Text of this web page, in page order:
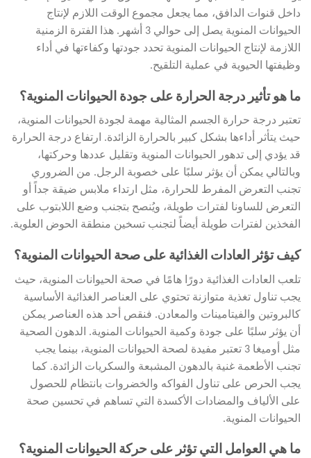
داخل قنوات الدافق، مما يجعل مجموع الوقت اللازم لإنتاج
الحيوانات المنوية يصل إلى حوالي 3 أشهر. هذا الفترة الزمنية
اللازمة لإنتاج الحيوانات المنوية تحدد جودتها وكفاءتها في أداء
وظيفتها الحيوية في عملية التلقيح.
ما هو تأثير درجة الحرارة على جودة الحيوانات المنوية؟
تعتبر درجة حرارة الجسم المثالية مهمة لجودة الحيوانات المنوية،
حيث يتأثر أداءها بشكل كبير بالحرارة الزائدة. ارتفاع درجة الحرارة
قد يؤدي إلى تدهور الحيوانات المنوية وتقليل عددها وحركتها،
وبالتالي يمكن أن يؤثر سلبًا على خصوبة الرجل. من الضروري
تجنب التعرض المفرط للحرارة، مثل ارتداء ملابس ضيقة جداً أو
التعرض للساونا لفترات طويلة، ويُنصح بتجنب وضع اللابتوب على
الفخذين لفترات طويلة أيضاً لتجنب تسخين منطقة الحوض العلوية.
كيف تؤثر العادات الغذائية على صحة الحيوانات المنوية؟
تلعب العادات الغذائية دورًا هامًا في صحة الحيوانات المنوية، حيث
يجب تناول تغذية متوازنة تحتوي على العناصر الغذائية الأساسية
كالبروتين والفيتامينات والمعادن. فنقص أحد هذه العناصر يمكن
أن يؤثر سلبًا على جودة وكمية الحيوانات المنوية. الدهون الصحية
مثل أوميغا 3 تعتبر مفيدة لصحة الحيوانات المنوية، بينما يجب
تجنب الأطعمة غنية بالدهون المشبعة والسكريات الزائدة. كما
يجب الحرص على تناول الفواكه والخضروات بانتظام للحصول
على الألياف والمضادات الأكسدة التي تساهم في تحسين صحة
الحيوانات المنوية.
ما هي العوامل التي تؤثر على حركة الحيوانات المنوية؟